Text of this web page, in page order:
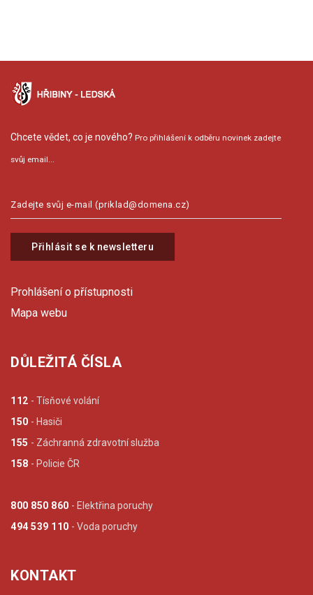
Chcete vědet, co je nového? Pro přihlášení k odběru novinek zadejte
svůj email...
Přihlásit se k newsletteru
Prohlášení o přístupnosti
Mapa webu
DŮLEŽITÁ ČÍSLA
112 - Tísňové volání
150 - Hasiči
155 - Záchranná zdravotní služba
158 - Policie ČR
800 850 860 - Elektřina poruchy
494 539 110 - Voda poruchy
KONTAKT